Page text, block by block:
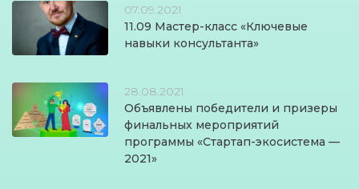
07.09.2021
11.09 Мастер-класс «Ключевые
навыки консультанта»
28.08.2021
Объявлены победители и призеры
финальных мероприятий
программы «Cтартап-экосистема —
2021»